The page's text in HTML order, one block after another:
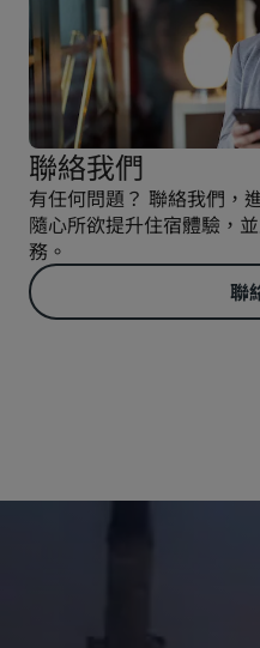
聯絡我們
有任何問題？ 聯絡我們，
隨心所欲提升住宿體驗，
務。
聯